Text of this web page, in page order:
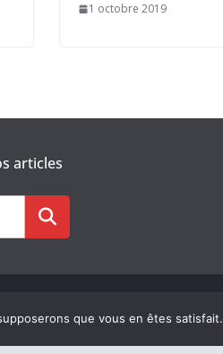
1 octobre 2019
articles
que vous en êtes satisfait.